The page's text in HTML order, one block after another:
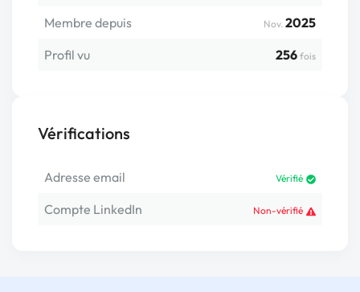
Membre depuis Nov. 2025
Profil vu
256 fois
Vérifications
Adresse email Vérifié
Compte LinkedIn Non-vérifié